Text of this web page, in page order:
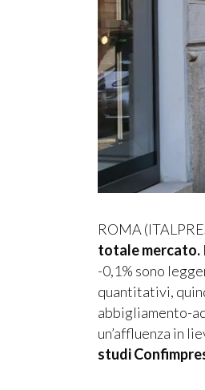
ROMA
totale mercato.
-0,1% sono
quantitativi,
abbigliamento-
un’affluenza in
studi